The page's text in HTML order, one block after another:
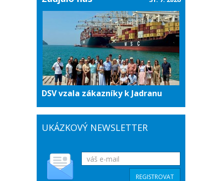
DSV vzala zákazníky k Jadranu
UKÁZKOVÝ NEWSLETTER